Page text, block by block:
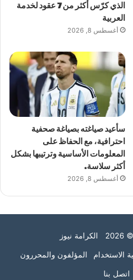
الذي كرّس أكثر من 7 عقود لخدمة
العربية
أغسطس 8, 2026
سأعيد صياغته بصياغة صحفية
احترافية، مع الحفاظ على
المعلومات الأساسية وترتيبها بشكل
أكثر سلاسة.
أغسطس 8, 2026
الاستخدام
المؤلفون والمحررون
اتصل بنا